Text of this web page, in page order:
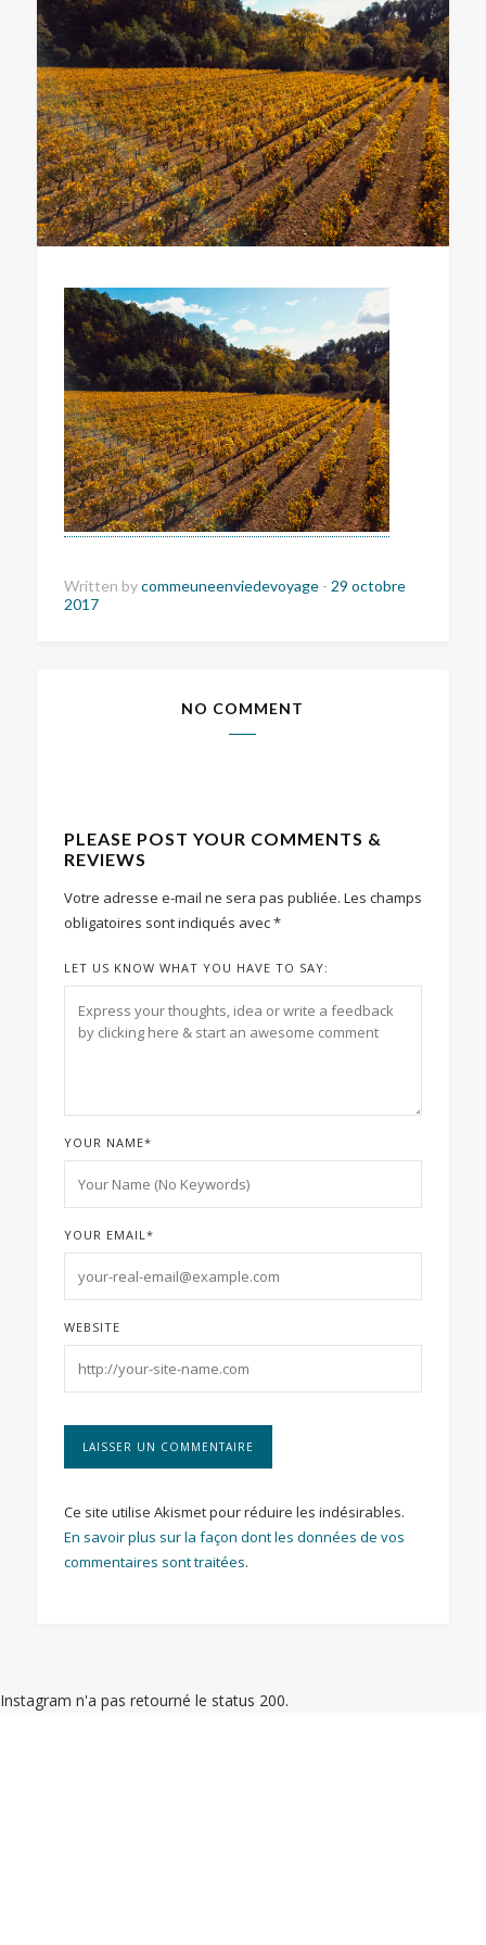
Written bycommeuneenviedevoyage - 29 octobre
2017
NO COMMENT
PLEASE POST YOUR COMMENTS &
REVIEWS
Votre adresse e-mail ne sera pas publiée. Les champs
obligatoires sont indiqués avec*
LET US KNOW WHAT YOU HAVE TO SAY:
YOUR NAME*
YOUR EMAIL *
WEBSITE
Ce site utilise Akismet pour réduire les indésirables.
En savoir plus sur la façon dont les données de vos
commentaires sont traitées.
Instagram n'a pas retourné le status 200.